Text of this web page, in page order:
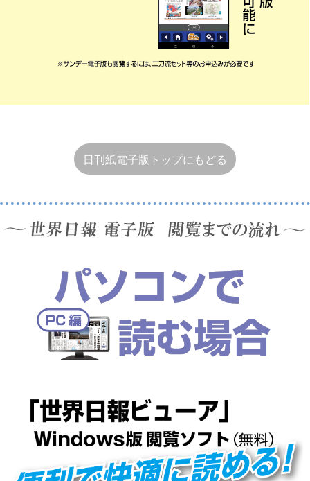
日刊紙電子版トップにもどる